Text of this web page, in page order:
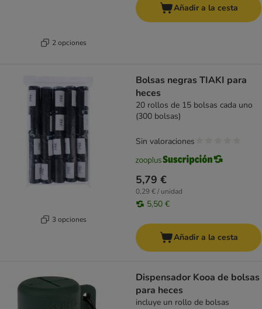
2 opciones
Añadir a la cesta
3 opciones
Bolsas negras TIAKI para
heces
20 rollos de 15 bolsas cada uno
(300 bolsas)
5,79 €
0,29 € / unidad
5,50 €
Sin valoraciones
Añadir a la cesta
Dispensador Kooa de bolsas
para heces
incluye un rollo de bolsas